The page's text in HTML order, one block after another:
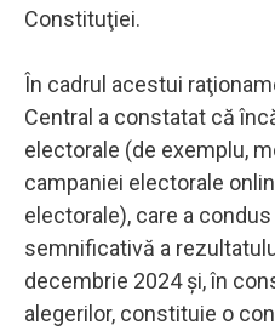
Constituţiei.
În cadrul acestui
Central a constatat că
electorale (de exemplu,
campaniei electorale
electorale), care a
semnificativă a
decembrie 2024 şi, în
alegerilor, constituie o